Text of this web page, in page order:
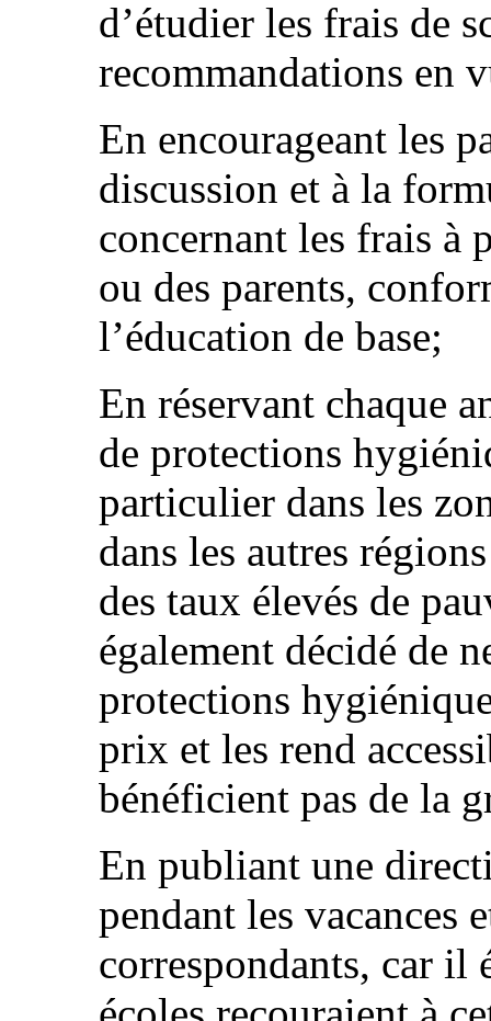
d’étudier les frais de
recommandations en
En encourageant les
discussion et à la
concernant les frais à
ou des parents,
l’éducation de base;
En réservant chaque
de protections
particulier dans les
dans les autres
des taux élevés de
également décidé de
protections
prix et les rend
bénéficient pas de la
En publiant une
pendant les vacances
correspondants, car il